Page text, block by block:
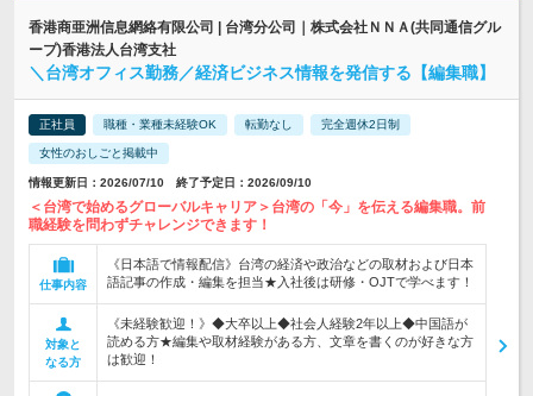
香港商亜洲信息網絡有限公司 | 台湾分公司｜株式会社ＮＮＡ(共同通信グル
ープ)香港法人台湾支社
＼台湾オフィス勤務／経済ビジネス情報を発信する【編集職】
正社員 職種・業種未経験OK 転勤なし 完全週休2日制
女性のおしごと掲載中
情報更新日：2026/07/10 終了予定日：2026/09/10
＜台湾で始めるグローバルキャリア＞台湾の「今」を伝える編集職。前
職経験を問わずチャレンジできます！
仕事内容
《日本語で情報配信》台湾の経済や政治などの取材および日本
語記事の作成・編集を担当★入社後は研修・OJTで学べます！
対象と
なる方
《未経験歓迎！》◆大卒以上◆社会人経験2年以上◆中国語が
読める方★編集や取材経験がある方、文章を書くのが好きな方
は歓迎！